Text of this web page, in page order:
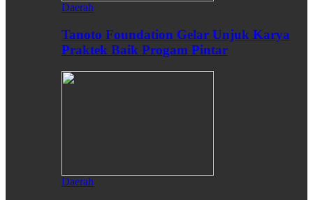
Daerah
Tanoto Foundation Gelar Unjuk Karya
Praktek Baik Progam Pintar
Daerah